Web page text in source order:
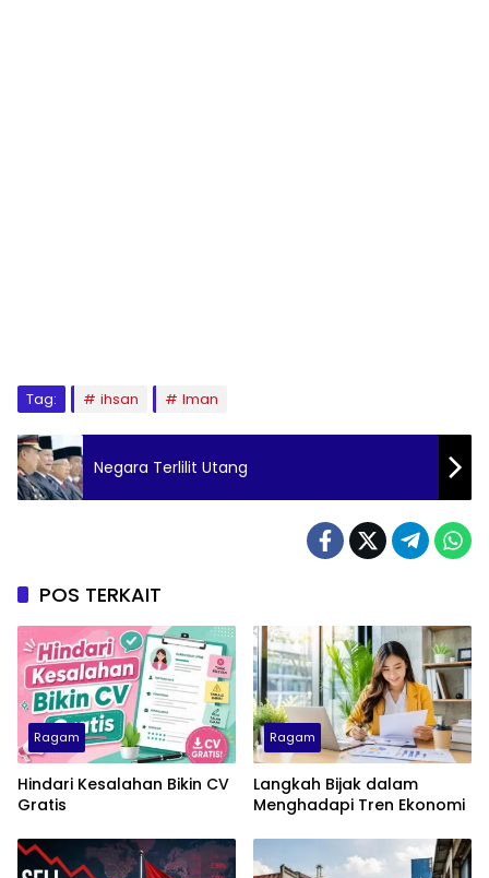
Tag: ihsan Iman
Negara Terlilit Utang
POS TERKAIT
Ragam
Hindari Kesalahan Bikin CV
Gratis
Ragam
Langkah Bijak dalam
Menghadapi Tren Ekonomi